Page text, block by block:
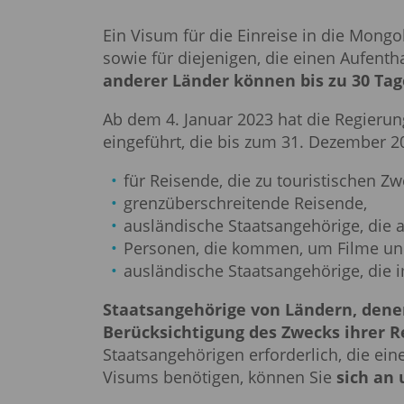
Ein Visum für die Einreise in die
sowie für diejenigen, die einen
anderer Länder können bis zu 30
Ab dem 4. Januar 2023 hat die
eingeführt, die bis zum 31. Dezember
für Reisende, die zu touristischen
grenzüberschreitende Reisende,
ausländische Staatsangehörige,
Personen, die kommen, um Filme
ausländische Staatsangehörige,
Staatsangehörige von Ländern,
Berücksichtigung des Zwecks ihrer
Staatsangehörigen erforderlich, die
Visums benötigen, können Sie sich an